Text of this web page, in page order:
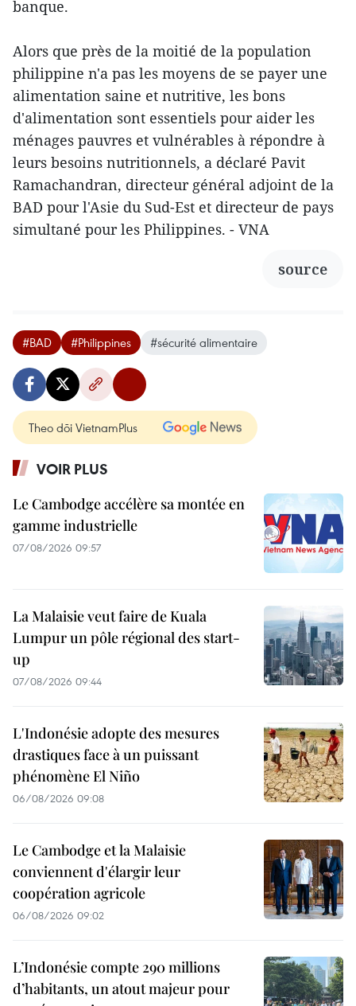
banque.
Alors que près de la moitié de la population
philippine n'a pas les moyens de se payer une
alimentation saine et nutritive, les bons
d'alimentation sont essentiels pour aider les
ménages pauvres et vulnérables à répondre à
leurs besoins nutritionnels, a déclaré Pavit
Ramachandran, directeur général adjoint de la
BAD pour l'Asie du Sud-Est et directeur de pays
simultané pour les Philippines. - VNA
source
#BAD #Philippines #sécurité alimentaire
Theo dõi VietnamPlus
VOIR PLUS
Le Cambodge accélère sa montée en
gamme industrielle
07/08/2026 09:57
La Malaisie veut faire de Kuala
Lumpur un pôle régional des start-
up
07/08/2026 09:44
L'Indonésie adopte des mesures
drastiques face à un puissant
phénomène El Niño
06/08/2026 09:08
Le Cambodge et la Malaisie
conviennent d'élargir leur
coopération agricole
06/08/2026 09:02
L’Indonésie compte 290 millions
d’habitants, un atout majeur pour